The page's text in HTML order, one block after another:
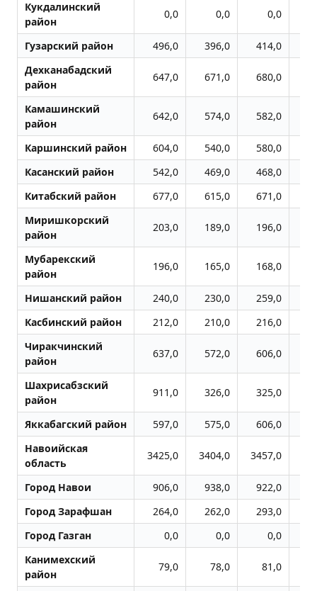
Кукдалинский
район
0,0 0,0 0,0
Гузарский район 496,0 396,0 414,0
Дехканабадский
район
647,0 671,0 680,0
Камашинский
район
642,0 574,0 582,0
Каршинский район 604,0 540,0 580,0
Касанский район
542,0 469,0 468,0
Китабский район
677,0 615,0 671,0
Миришкорский
район
203,0 189,0 196,0
Мубарекский
район
196,0 165,0 168,0
Нишанский район 240,0 230,0 259,0
Касбинский район
212,0 210,0 216,0
Чиракчинский
район
637,0 572,0 606,0
Шахрисабзский
район
911,0 326,0 325,0
Яккабагский район 597,0 575,0 606,0
Навоийская
область
3425,0 3404,0 3457,0
Город Навои 906,0 938,0 922,0
Город Заpафшан
264,0 262,0 293,0
Город Газган
0,0 0,0
0,0
Канимехский
район
79,0 78,0 81,0